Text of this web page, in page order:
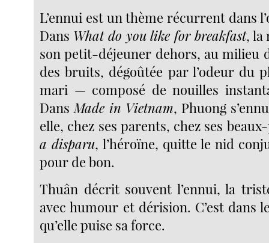
L’ennui est un thème récurrent dans
Dans What do you like for breakfast, la
son petit-déjeuner dehors, au milieu
des bruits, dégoûtée par l’odeur du
mari — composé de nouilles
Dans Made in Vietnam, Phuong
elle, chez ses parents, chez ses
a disparu, l’héroïne, quitte le nid
pour de bon.
Thuân décrit souvent l’ennui, la
avec humour et dérision. C’est dans
qu’elle puise sa force.